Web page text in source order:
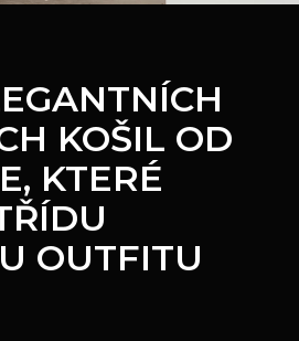
KOŠIL OD
KTERÉ
OUTFITU